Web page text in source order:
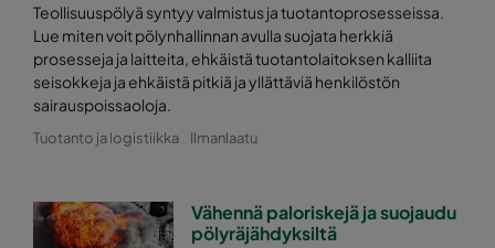
Teollisuuspölyä syntyy valmistus ja tuotantoprosesseissa.
Lue miten voit pölynhallinnan avulla suojata herkkiä
prosesseja ja laitteita, ehkäistä tuotantolaitoksen kalliita
seisokkeja ja ehkäistä pitkiä ja yllättäviä henkilöstön
sairauspoissaoloja.
Tuotanto ja logistiikka Ilmanlaatu
Vähennä paloriskejä ja suojaudu
pölyräjähdyksiltä